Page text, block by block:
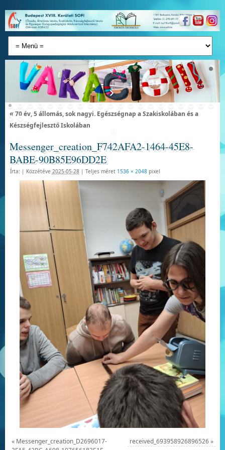
«70 év, 5 állomás, sok nagyi. Egészségnap a Szakiskolában és a
Készségfejlesztő Iskolában
Messenger_creation_F742AFA2-1464-45E8-
BABE-90B85E96DD2E
Írta: | Közzétéve 2025-05-28 | Teljes méret 1536 × 2048pixel
« Messenger_creation_D2696017-
received_693958926896526»